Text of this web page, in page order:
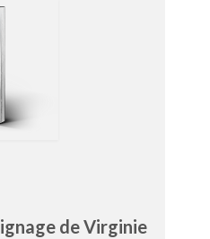
de Virginie